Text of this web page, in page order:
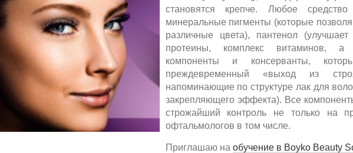
становятся крепче. Любое
минеральные пигменты (которые
различные цвета), пантенол (улучшает
протеины, комплекс витаминов, а
компоненты и консерванты,
преждевременный «выход из
напоминающие по структуре лак для
закрепляющего эффекта). Все
строжайший контроль не только на
офтальмологов в том числе.
Приглашаю наобучение в Boyko Beauty